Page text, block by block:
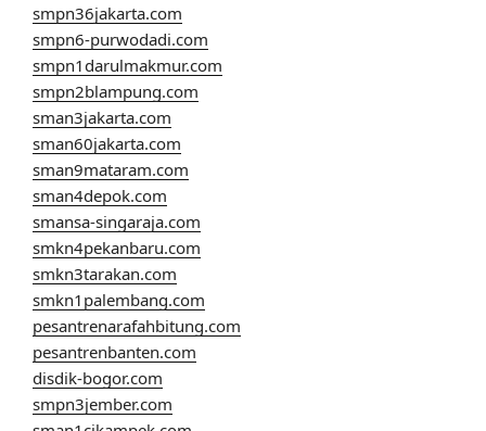
smpn36jakarta.com
smpn6-purwodadi.com
smpn1darulmakmur.com
smpn2blampung.com
sman3jakarta.com
sman60jakarta.com
sman9mataram.com
sman4depok.com
smansa-singaraja.com
smkn4pekanbaru.com
smkn3tarakan.com
smkn1palembang.com
pesantrenarafahbitung.com
pesantrenbanten.com
disdik-bogor.com
smpn3jember.com